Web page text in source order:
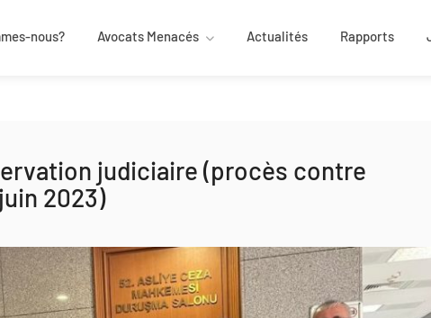
nous? Avocats Menacés Actualités Rapports
judiciaire (procès contre
2023)